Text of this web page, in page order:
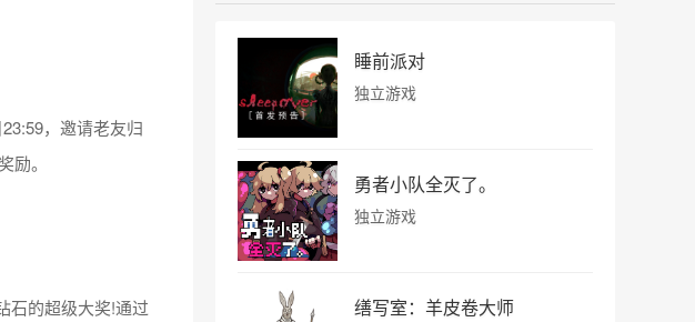
，邀请老友归
。
的超级大奖!通过
睡前派对
独立游戏
勇者小队全灭了。
独立游戏
缮写室：羊皮卷大师